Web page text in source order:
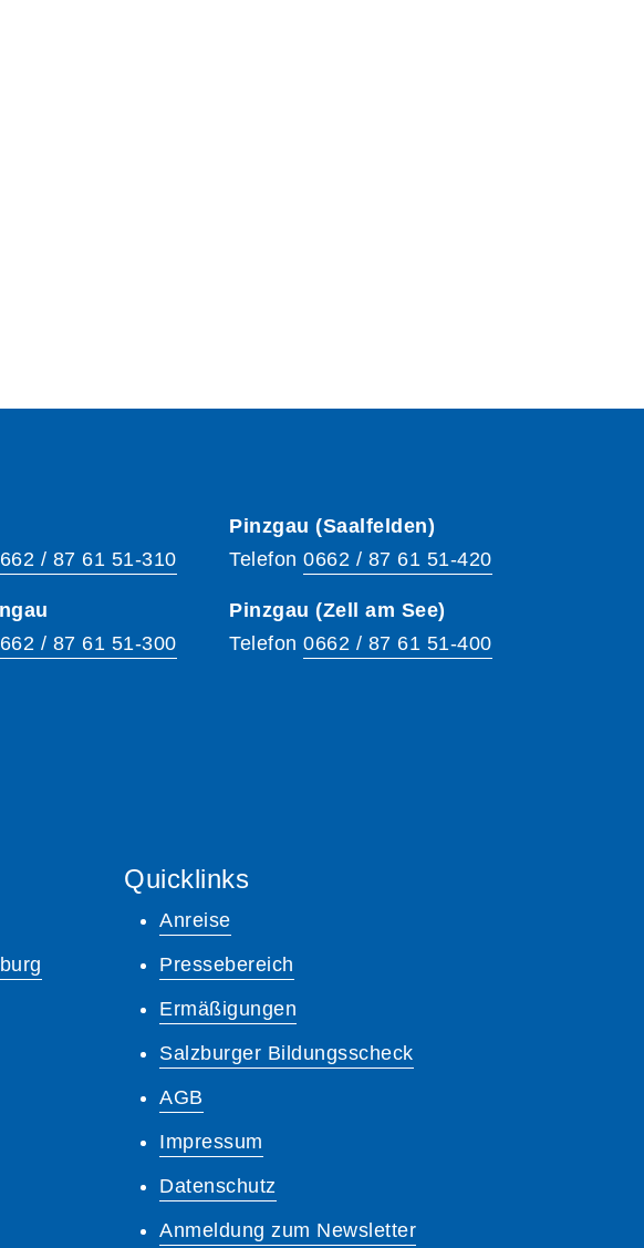
/ 87 61 51-310
/ 87 61 51-300
Pinzgau (Saalfelden)
Telefon 0662 / 87 61 51-420
Pinzgau (Zell am See)
Telefon 0662 / 87 61 51-400
Quicklinks
Anreise
Pressebereich
Ermäßigungen
Salzburger Bildungsscheck
AGB
Impressum
Datenschutz
Anmeldung zum Newsletter